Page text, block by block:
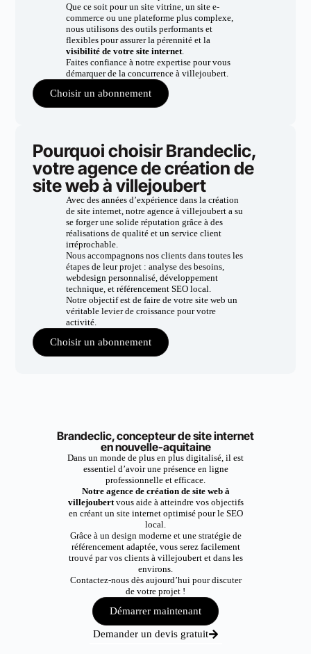
Que ce soit pour un site vitrine, un site e-
commerce ou une plateforme plus complexe,
nous utilisons des outils performants et
flexibles pour assurer la pérennité et la
visibilité de votre site internet.
Faites confiance à notre expertise pour vous
démarquer de la concurrence à villejoubert.
Choisir un abonnement
Pourquoi choisir Brandeclic,
votre agence de création de
site web à villejoubert
Avec des années d’expérience dans la création
de site internet, notre agence à villejoubert a su
se forger une solide réputation grâce à des
réalisations de qualité et un service client
irréprochable.
Nous accompagnons nos clients dans toutes les
étapes de leur projet : analyse des besoins,
webdesign personnalisé, développement
technique, et référencement SEO local.
Notre objectif est de faire de votre site web un
véritable levier de croissance pour votre
activité.
Choisir un abonnement
Brandeclic, concepteur de site internet
en nouvelle-aquitaine
Dans un monde de plus en plus digitalisé, il est
essentiel d’avoir une présence en ligne
professionnelle et efficace.
Notre agence de création de site web à
villejoubertvous aide à atteindre vos objectifs
en créant un site internet optimisé pour le SEO
local.
Grâce à un design moderne et une stratégie de
référencement adaptée, vous serez facilement
trouvé par vos clients à villejoubert et dans les
environs.
Contactez-nous dès aujourd’hui pour discuter
de votre projet !
Démarrer maintenant
Demander un devis gratuit